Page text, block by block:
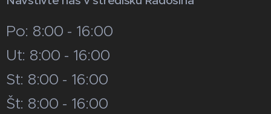
Po: 8:00 - 16:00
Ut: 8:00 - 16:00
St: 8:00 - 16:00
Št: 8:00 - 16:00